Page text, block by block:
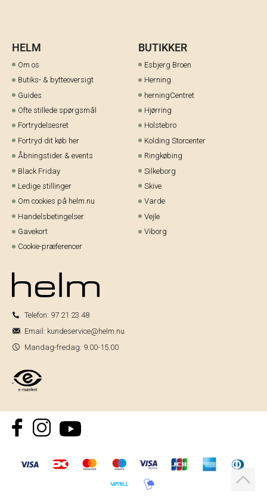
HELM
Om os
Butiks- & bytteoversigt
Guides
Ofte stillede spørgsmål
Fortrydelsesret
Fortryd dit køb her
Åbningstider & events
Black Friday
Ledige stillinger
Om cookies på helm.nu
Handelsbetingelser
Gavekort
Cookie-præferencer
BUTIKKER
Esbjerg Broen
Herning
herningCentret
Hjørring
Holstebro
Kolding Storcenter
Ringkøbing
Silkeborg
Skive
Varde
Vejle
Viborg
Telefon: 97 21 23 48
Email: kundeservice@helm.nu
Mandag-fredag: 9.00-15.00